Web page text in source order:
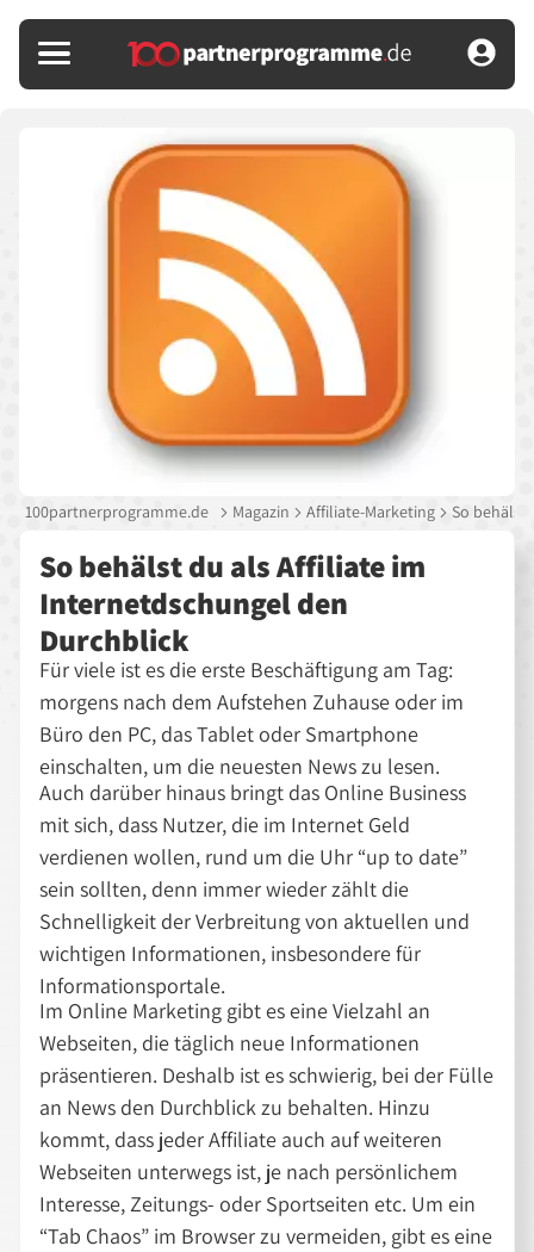
100partnerprogramme.de Magazin Affiliate-Marketing So behälst
So behälst du als Affiliate im
Internetdschungel den
Durchblick
Für viele ist es die erste Beschäftigung am Tag:
morgens nach dem Aufstehen Zuhause oder im
Büro den PC, das Tablet oder Smartphone
einschalten, um die neuesten News zu lesen.
Auch darüber hinaus bringt das Online Business
mit sich, dass Nutzer, die im Internet Geld
verdienen wollen, rund um die Uhr “up to date”
sein sollten, denn immer wieder zählt die
Schnelligkeit der Verbreitung von aktuellen und
wichtigen Informationen, insbesondere für
Informationsportale.
Im Online Marketing gibt es eine Vielzahl an
Webseiten, die täglich neue Informationen
präsentieren. Deshalb ist es schwierig, bei der Fülle
an News den Durchblick zu behalten. Hinzu
kommt, dass jeder Affiliate auch auf weiteren
Webseiten unterwegs ist, je nach persönlichem
Interesse, Zeitungs- oder Sportseiten etc. Um ein
“Tab Chaos” im Browser zu vermeiden, gibt es eine